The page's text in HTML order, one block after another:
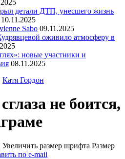
детали ДТП, унесшего жизнь
10.11.2025
Sabo 09.11.2025
оживило атмосферу в
новые участники и
08.11.2025
Катя Гордон
не боится,
Увеличить размер шрифта Размер
по e-mail